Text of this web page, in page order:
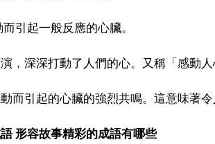
引起一般反應的心臟。
，深深打動了人們的心。又稱「感動
而引起的心臟的強烈共鳴。這意味著
形容故事精彩的成語有哪些